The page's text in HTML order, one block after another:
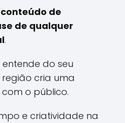
conteúdo de
de qualquer
.
do seu
cria uma
o público.
e criatividade na